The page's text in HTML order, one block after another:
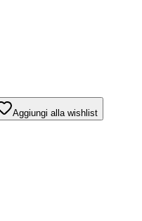
Aggiungi alla wishlist